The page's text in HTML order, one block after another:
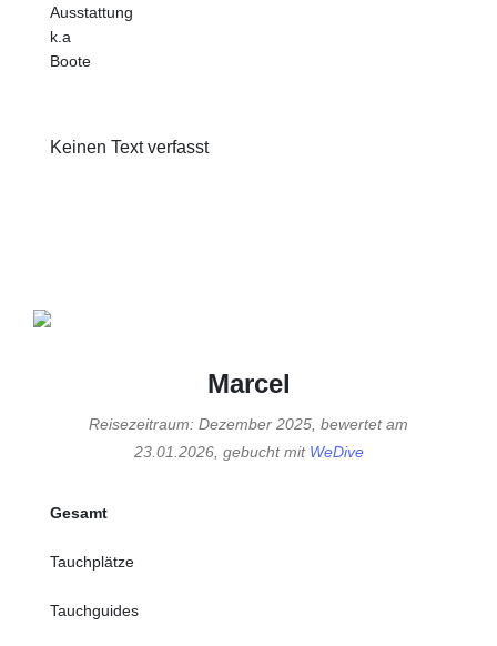
Ausstattung
k.a
Boote
Keinen Text verfasst
Marcel
Reisezeitraum: Dezember 2025, bewertet am
23.01.2026, gebucht mit WeDive
Gesamt
Tauchplätze
Tauchguides